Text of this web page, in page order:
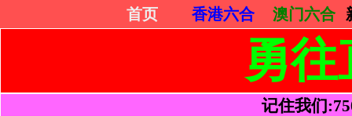
首页 香港六合 澳门六合
勇
记住我们